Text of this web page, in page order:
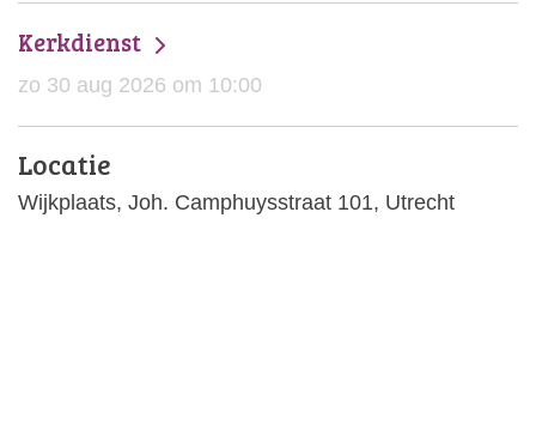
Kerkdienst
zo 30 aug 2026 om 10:00
Locatie
Wijkplaats, Joh. Camphuysstraat 101, Utrecht